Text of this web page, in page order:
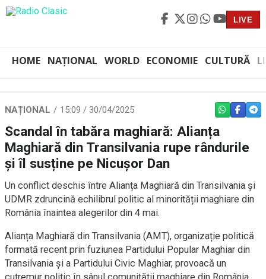
LIVE
HOME NAȚIONAL WORLD ECONOMIE CULTURĂ
NAȚIONAL 15:09 / 30/04/2025 WHATSAPP
Scandal în tabăra maghiară: Alianța
Maghiară din Transilvania rupe rândurile
și îl susține pe Nicușor Dan
Un conflict deschis între Alianța Maghiară din Transilvania și
UDMR zdruncină echilibrul politic al minorității maghiare din
România înaintea alegerilor din 4 mai.
Alianța Maghiară din Transilvania (AMT), organizație politică
formată recent prin fuziunea Partidului Popular Maghiar din
Transilvania și a Partidului Civic Maghiar, provoacă un